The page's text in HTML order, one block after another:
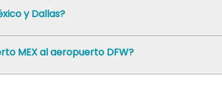
y Dallas?
MEX al aeropuerto DFW?